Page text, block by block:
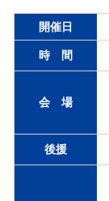
開催日
時 間
会 場
後援